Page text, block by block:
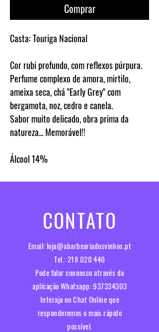
Comprar
Casta:Touriga Nacional
Cor rubi profundo, com reflexos púrpura.
Perfume complexo de amora, mirtilo,
ameixa seca, chá "Early Grey" com
bergamota, noz, cedro e canela.
Sabor muito delicado, obra prima da
natureza... Memorável!!
Álcool14%
CONTATO
Email: loja@abarbeariadosvinhos.pt
Tel.:218 020 440
Pode falar connosco através da
aplicação Whatsapp:937334303
Interaja no Chat Online que
responderemos o mais rápido
possível.​